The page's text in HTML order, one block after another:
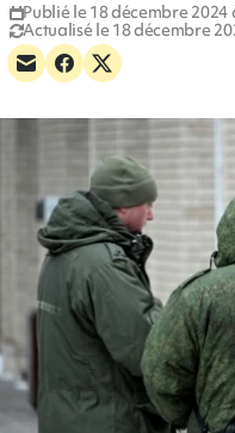
Publié le 18 décembre 2024
Actualisé le 18 décembre